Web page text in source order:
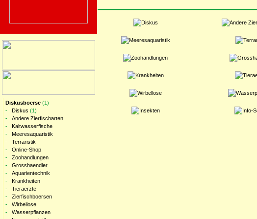
Diskusboerse (1)
- Diskus (1)
- Andere Zierfischarten
- Kaltwasserfische
- Meeresaquaristik
- Terraristik
- Online-Shop
- Zoohandlungen
- Grosshaendler
- Aquarientechnik
- Krankheiten
- Tieraerzte
- Zierfischboersen
- Wirbellose
- Wasserpflanzen